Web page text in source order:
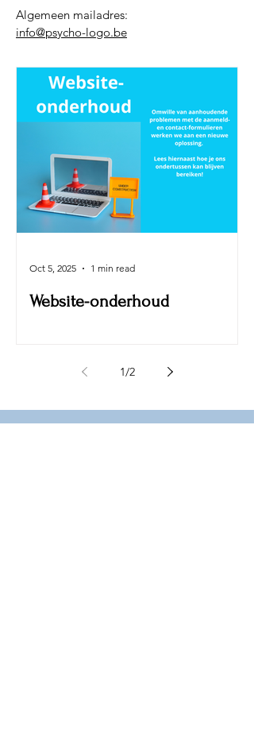
Algemeen mailadres:
info@psycho-logo.be
Website-onderhoud
Oct 5, 2025 1 min read
1/2